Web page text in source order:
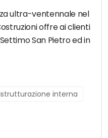
ultra-ventennale nel
offre ai clienti
San Pietro ed in
interna